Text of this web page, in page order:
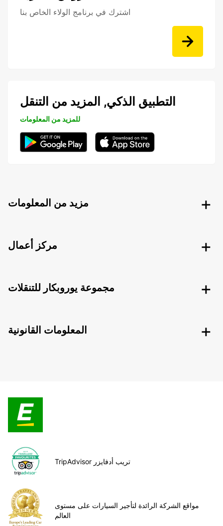
اشترك في برنامج الولاء الخاص بنا
التطبيق الذكي, المزيد من التنقل
للمزيد من المعلومات
مزيد من المعلومات
مركز أعمال
مجموعة يوروبكار للتنقلات
المعلومات القانونية
TripAdvisor تريب أدفايزر
مواقع الشركة الرائدة لتأجير السيارات على مستوى
العالم